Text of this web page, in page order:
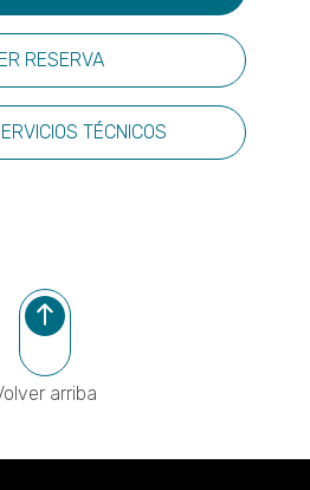
RESERVA
TÉCNICOS